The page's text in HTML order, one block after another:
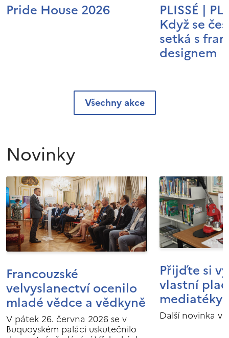
Pride House 2026 PLISSÉ |
Když se
setká s
designem
Všechny akce
Novinky
Francouzské
velvyslanectví ocenilo
mladé vědce a vědkyně
V pátek 26. června 2026 se v
Buquoyském paláci uskutečnilo
Přijďte si
vlastní
mediatéky
Další novinka v